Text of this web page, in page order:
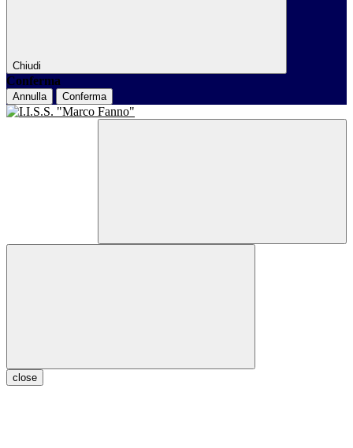
Chiudi
Conferma
Annulla Conferma
close